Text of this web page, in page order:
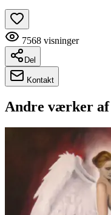
7568 visninger
Del
Kontakt
Andre værker af